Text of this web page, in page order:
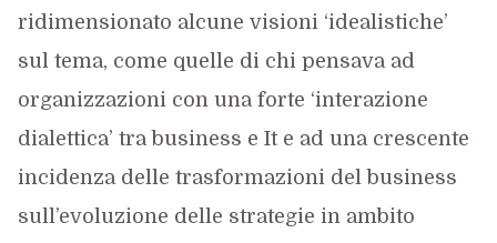
ridimensionato alcune visioni ‘idealistiche’
sul tema, come quelle di chi pensava ad
organizzazioni con una forte ‘interazione
dialettica’ tra business e It e ad una crescente
incidenza delle trasformazioni del business
sull’evoluzione delle strategie in ambito